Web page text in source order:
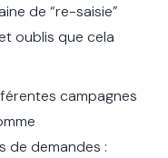
de “re-saisie”
oublis que cela
campagnes
de demandes :